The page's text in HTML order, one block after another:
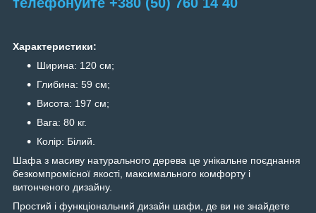
Характеристики:
Ширина: 120 см;
Глибина: 59 см;
Висота: 197 см;
Вага: 80 кг.
Колір: Білий.
Шафа з масиву натурального дерева це унікальне поєднання
безкомпромісної якості, максимального комфорту і
витонченого дизайну.
Простий і функціональний дизайн шафи, де ви не знайдете